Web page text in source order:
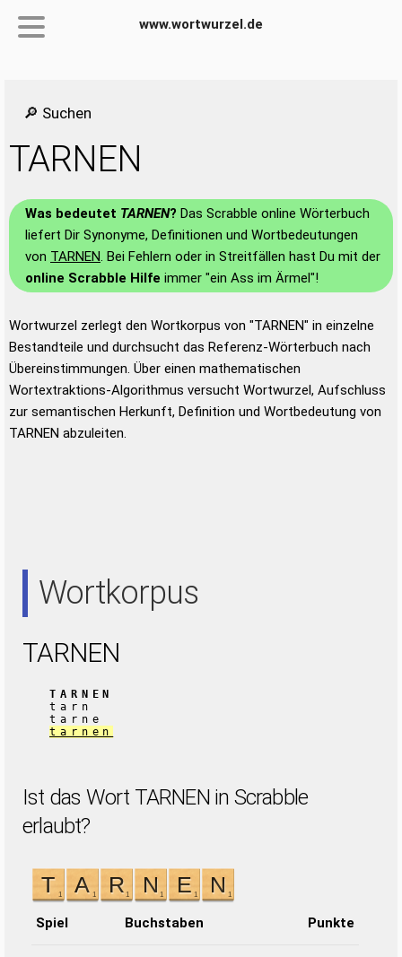
www.wortwurzel.de
🔎 Suchen
TARNEN
Was bedeutet TARNEN? Das Scrabble online Wörterbuch
liefert Dir Synonyme, Definitionen und Wortbedeutungen
von TARNEN. Bei Fehlern oder in Streitfällen hast Du mit der
online Scrabble Hilfe immer "ein Ass im Ärmel"!
Wortwurzel zerlegt den Wortkorpus von "TARNEN" in einzelne
Bestandteile und durchsucht das Referenz-Wörterbuch nach
Übereinstimmungen. Über einen mathematischen
Wortextraktions-Algorithmus versucht Wortwurzel, Aufschluss
zur semantischen Herkunft, Definition und Wortbedeutung von
TARNEN abzuleiten.
Wortkorpus
TARNEN
TARNEN
tarn
tarne
tarnen
Ist das Wort TARNEN in Scrabble
erlaubt?
Spiel Buchstaben Punkte